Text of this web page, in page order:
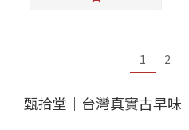
1 2
甄拾堂｜台灣真實古早味